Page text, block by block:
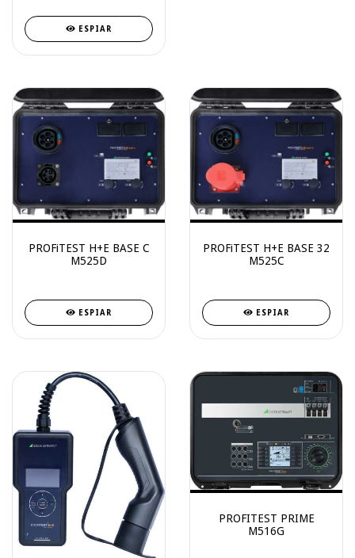
ESPIAR
PROFiTEST H+E BASE C
M525D
ESPIAR
PROFiTEST H+E BASE 32
M525C
ESPIAR
PROFITEST PRIME
M516G